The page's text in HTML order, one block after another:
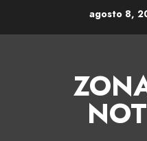
agosto 8,